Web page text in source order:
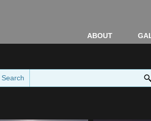
ABOUT
Search